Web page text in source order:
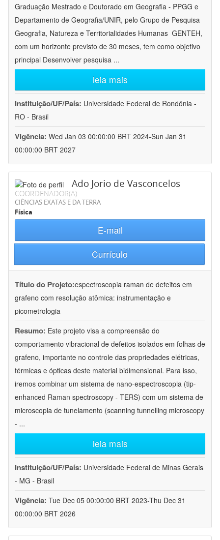
Graduação Mestrado e Doutorado em Geografia - PPGG e
Departamento de Geografia/UNIR, pelo Grupo de Pesquisa
Geografia, Natureza e Territorialidades Humanas  GENTEH,
com um horizonte previsto de 30 meses, tem como objetivo
principal Desenvolver pesquisa ...
leia mais
Instituição/UF/País: Universidade Federal de Rondônia -
RO - Brasil
Vigência: Wed Jan 03 00:00:00 BRT 2024-Sun Jan 31
00:00:00 BRT 2027
Ado Jorio de Vasconcelos
COORDENADOR(A)
CIÊNCIAS EXATAS E DA TERRA
Física
E-mail
Currículo
Título do Projeto:espectroscopia raman de defeitos em
grafeno com resolução atômica: instrumentação e
picometrologia
Resumo: Este projeto visa a compreensão do
comportamento vibracional de defeitos isolados em folhas de
grafeno, importante no controle das propriedades elétricas,
térmicas e ópticas deste material bidimensional. Para isso,
iremos combinar um sistema de nano-espectroscopia (tip-
enhanced Raman spectroscopy - TERS) com um sistema de
microscopia de tunelamento (scanning tunnelling microscopy
- ...
leia mais
Instituição/UF/País: Universidade Federal de Minas Gerais
- MG - Brasil
Vigência: Tue Dec 05 00:00:00 BRT 2023-Thu Dec 31
00:00:00 BRT 2026